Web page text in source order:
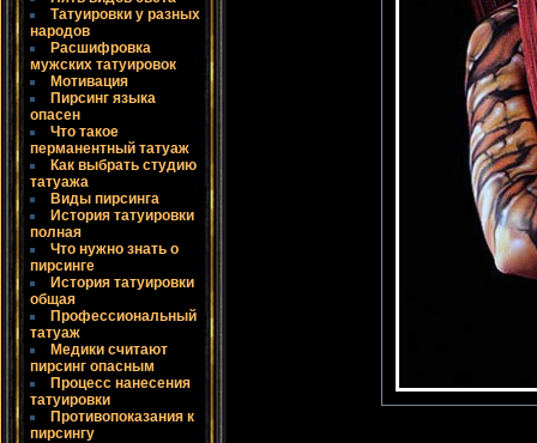
Татуировки у разных
народов
Расшифровка
мужских татуировок
Мотивация
Пирсинг языка
опасен
Что такое
пермaнентный татуаж
Как выбрать студию
татуажа
Виды пирсинга
История татуировки
полная
Что нужно знать о
пирсинге
История татуировки
общая
Профессиональный
татуаж
Медики считают
пирсинг опасным
Процесс нанесения
татуировки
Противопоказания к
пирсингу